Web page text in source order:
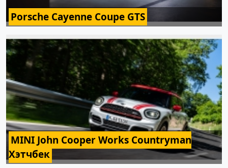
Porsche Cayenne Coupe GTS
MINI John Cooper Works Countryman
Хэтчбек